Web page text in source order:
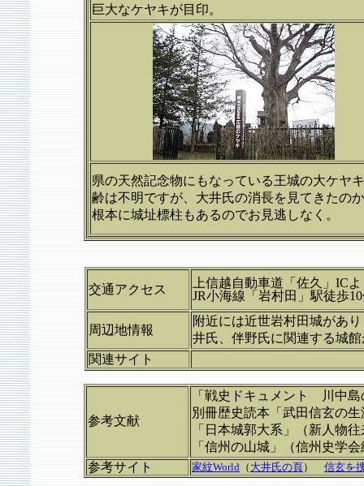
巨大なケヤキが目印。
県の天然記念物にもなっている王城の大ケヤ
齢は不明ですが、大井氏の消長を見てきたの
根本に城址標柱もあるのでお見逃しなく。
交通アクセス
上信越自動車道「佐久」IC
JR小海線「岩村田」駅徒
周辺地情報
附近には近世岩村田城があ
井氏、伴野氏に関連する城
関連サイト
参考文献
「戦史ドキュメント 川中
別冊歴史読本「武田信玄の
「日本城郭大系」（新人物
「信州の山城」（信州史学
参考サイト
家紋World （ 大井氏の頁） 信玄を